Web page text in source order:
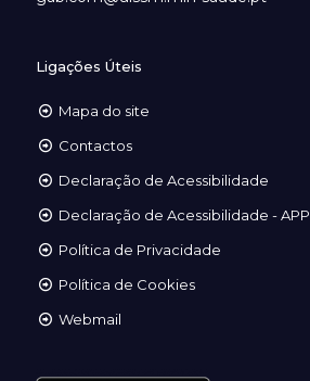
Ligações Úteis
Mapa do site
Contactos
Declaração de Acessibilidade
Declaração de Acessibilidade - APP
Política de Privacidade
Política de Cookies
Webmail